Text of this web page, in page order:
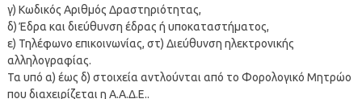
γ) Κωδικός Αριθμός Δραστηριότητας,
δ) Έδρα και διεύθυνση έδρας ή υποκαταστήματος,
ε) Τηλέφωνο επικοινωνίας, στ) Διεύθυνση ηλεκτρονικής
αλληλογραφίας.
Τα υπό α) έως δ) στοιχεία αντλούνται από το Φορολογικό Μητρώο
που διαχειρίζεται η Α.Α.Δ.Ε..